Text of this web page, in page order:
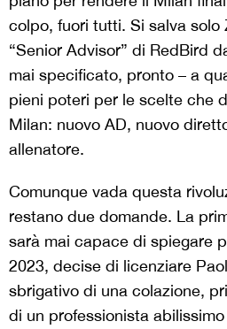
colpo, fuori tutti. Si salva solo
“Senior Advisor” di RedBird
mai specificato, pronto – a
pieni poteri per le scelte che
Milan: nuovo AD, nuovo
allenatore.
Comunque vada questa
restano due domande. La
sarà mai capace di spiegare
2023, decise di licenziare
sbrigativo di una colazione,
di un professionista